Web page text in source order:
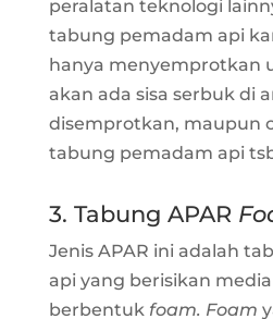
peralatan teknologi
tabung pemadam api
hanya menyemprotkan
akan ada sisa serbuk di
disemprotkan, maupun
tabung pemadam api
3. Tabung APAR
Jenis APAR ini adalah
api yang berisikan
berbentuk foam. Foam